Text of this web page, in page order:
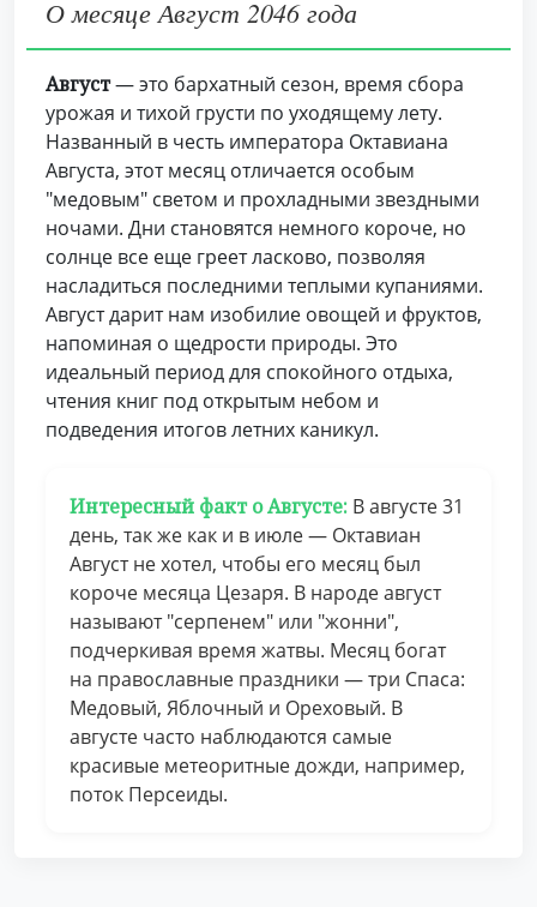
О месяце Август 2046 года
Август— это бархатный сезон, время сбора
урожая и тихой грусти по уходящему лету.
Названный в честь императора Октавиана
Августа, этот месяц отличается особым
"медовым" светом и прохладными звездными
ночами. Дни становятся немного короче, но
солнце все еще греет ласково, позволяя
насладиться последними теплыми купаниями.
Август дарит нам изобилие овощей и фруктов,
напоминая о щедрости природы. Это
идеальный период для спокойного отдыха,
чтения книг под открытым небом и
подведения итогов летних каникул.
Интересный факт о Августе: В августе 31
день, так же как и в июле — Октавиан
Август не хотел, чтобы его месяц был
короче месяца Цезаря. В народе август
называют "серпенем" или "жонни",
подчеркивая время жатвы. Месяц богат
на православные праздники — три Спаса:
Медовый, Яблочный и Ореховый. В
августе часто наблюдаются самые
красивые метеоритные дожди, например,
поток Персеиды.